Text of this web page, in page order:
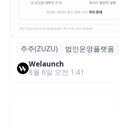
스톡옵션 취소율 2
권리 발생 즉시 행사
주주(ZUZU) 법인운영플랫폼
Welaunch
8월 6일 오전 1:41